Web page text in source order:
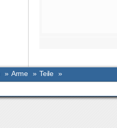
» Arme » Teile »